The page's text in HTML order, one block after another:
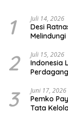
1 Juli 14, 2026
Desi
2 Juli 15, 2026
Indonesia
3 Juni 17, 2026
Pemko
Tata